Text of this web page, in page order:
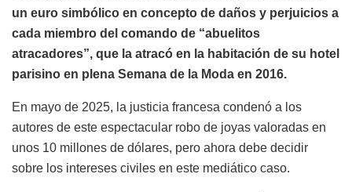
un euro simbólico en concepto de daños y perjuicios a
cada miembro del comando de “abuelitos
atracadores”, que la atracó en la habitación de su hotel
parisino en plena Semana de la Moda en 2016.
En mayo de 2025, la justicia francesa condenó a los
autores de este espectacular robo de joyas valoradas en
unos 10 millones de dólares, pero ahora debe decidir
sobre los intereses civiles en este mediático caso.